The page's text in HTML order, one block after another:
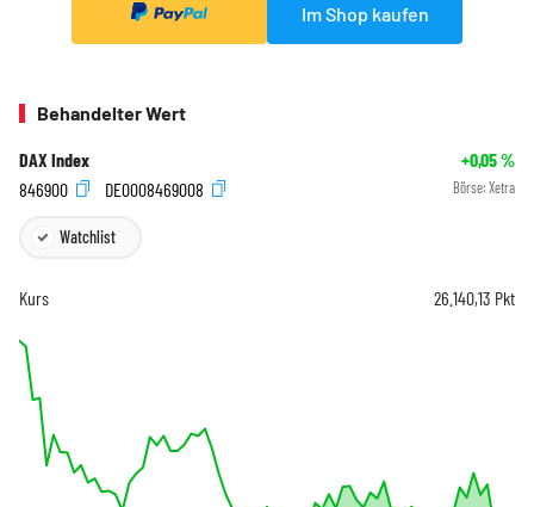
Im Shop kaufen
Behandelter Wert
DAX Index +0,05%
846900
DE0008469008 Börse: Xetra
Watchlist
Kurs 26.140,13 Pkt